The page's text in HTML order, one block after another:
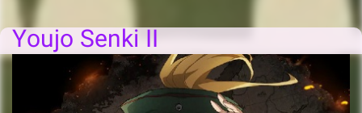
Youjo Senki II